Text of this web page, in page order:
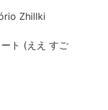
Zhillki
ト (ええ すご